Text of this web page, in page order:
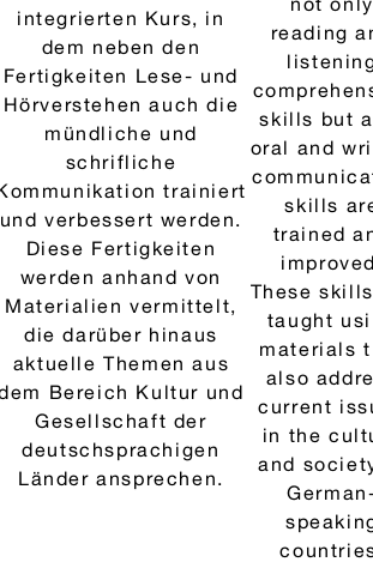
Alltagsthemen wird die
moderne
Umgangssprache geübt
und trainiert. Die
Kursteilnehmer sollen
dadurch befähigt
werden, sich in
Deutschland ohne Hilfe
zurechtfinden und mit
Deutschen auf Deutsch
kommunizieren zu
können.
idioms,
the
topics
the
The
thereby
enabled to
their
around
without
assistance
to
with
in